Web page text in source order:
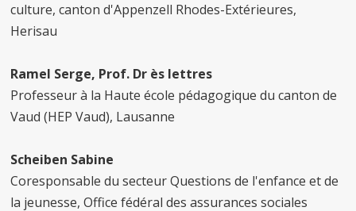
culture, canton d'Appenzell Rhodes-Extérieures,
Herisau
Ramel Serge, Prof. Dr ès lettres
Professeur à la Haute école pédagogique du canton de
Vaud (HEP Vaud), Lausanne
Scheiben Sabine
Coresponsable du secteur Questions de l'enfance et de
la jeunesse, Office fédéral des assurances sociales